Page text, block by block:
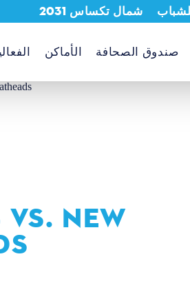
الأماكن صندوق الصحافة
شمال تكساس 2031
NEW